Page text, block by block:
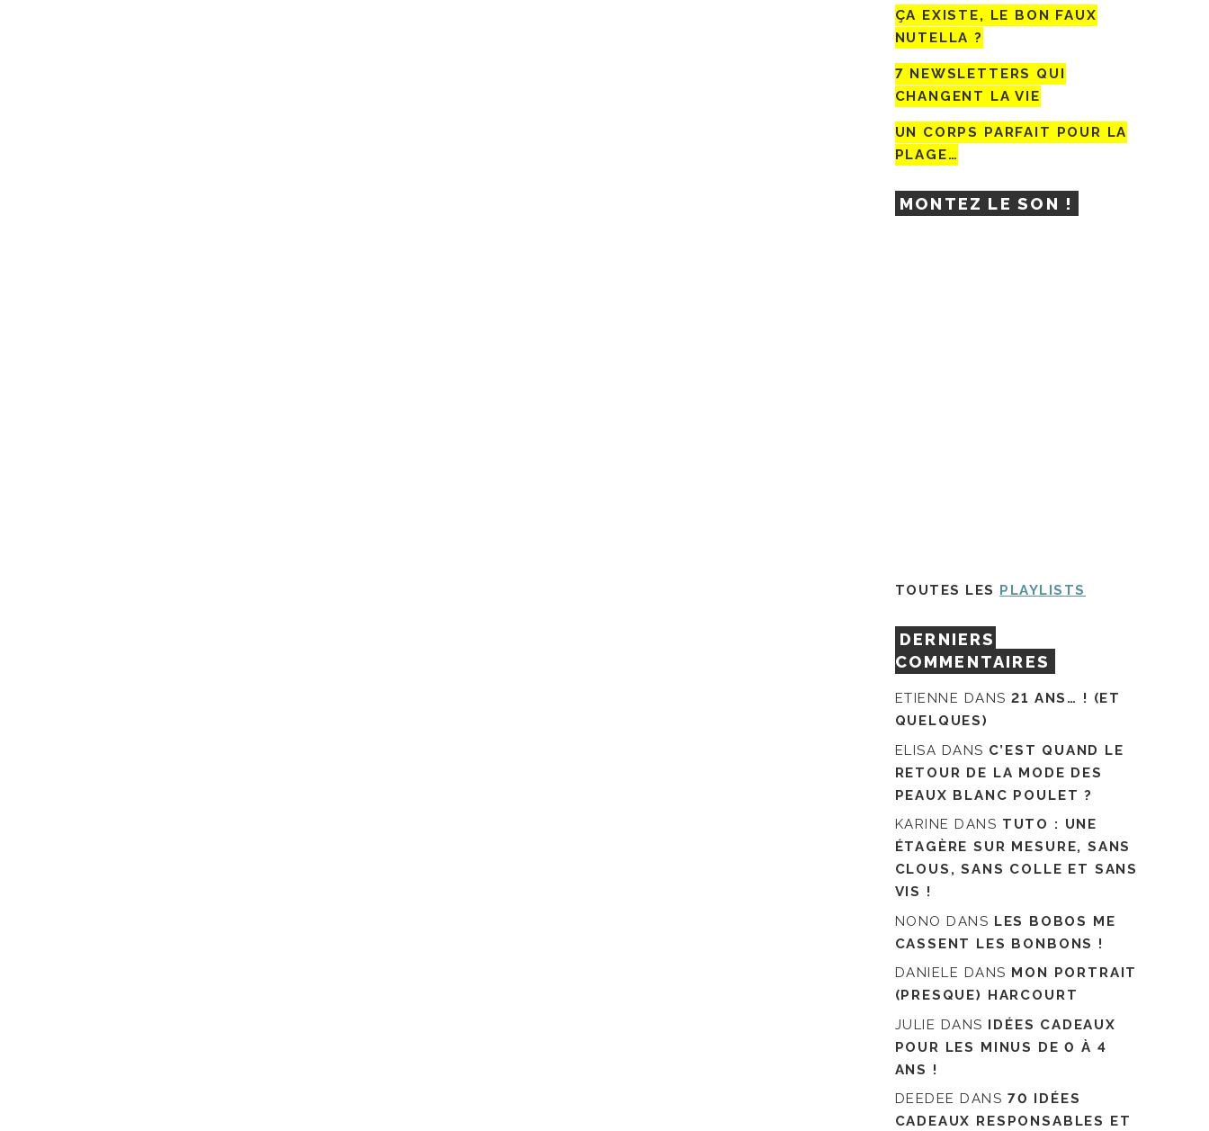
ÇA EXISTE, LE BON FAUX
NUTELLA ?
7 NEWSLETTERS QUI
CHANGENT LA VIE
UN CORPS PARFAIT POUR LA
PLAGE…
MONTEZ LE SON !
TOUTES LES PLAYLISTS
DERNIERS
COMMENTAIRES
ETIENNE DANS21 ANS… ! (ET
QUELQUES)
ELISA DANS C’EST QUAND LE
RETOUR DE LA MODE DES
PEAUX BLANC POULET ?
KARINE DANS TUTO : UNE
ÉTAGÈRE SUR MESURE, SANS
CLOUS, SANS COLLE ET SANS
VIS !
NONO DANS LES BOBOS ME
CASSENT LES BONBONS !
DANIELE DANS MON PORTRAIT
(PRESQUE) HARCOURT
JULIE DANS IDÉES CADEAUX
POUR LES MINUS DE 0 À 4
ANS !
DEEDEE DANS 70 IDÉES
CADEAUX RESPONSABLES ET